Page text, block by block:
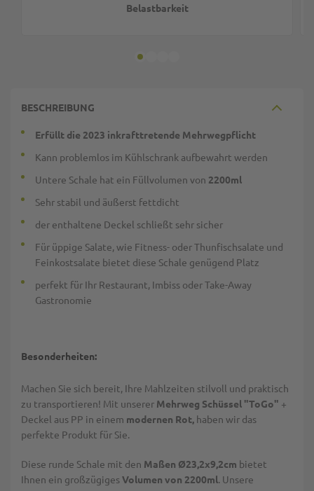
Belastbarkeit
BESCHREIBUNG
Erfüllt die 2023 inkrafttretende Mehrwegpflicht
Kann problemlos im Kühlschrank aufbewahrt werden
Untere Schale hat ein Füllvolumen von 2200ml
Sehr stabil und äußerst fettdicht
der enthaltene Deckel schließt sehr sicher
Für üppige Salate, wie Fitness- oder Thunfischsalate und
Feinkostsalate bietet diese Schale genügend Platz
perfekt für Ihr Restaurant, Imbiss oder Take-Away
Gastronomie
Besonderheiten:
Machen Sie sich bereit, Ihre Mahlzeiten stilvoll und praktisch
zu transportieren! Mit unserer Mehrweg Schüssel "ToGo" +
Deckel aus PP in einem modernen Rot, haben wir das
perfekte Produkt für Sie.
Diese runde Schale mit den Maßen Ø23,2x9,2cm bietet
Ihnen ein großzügigesVolumen von 2200ml. Unsere